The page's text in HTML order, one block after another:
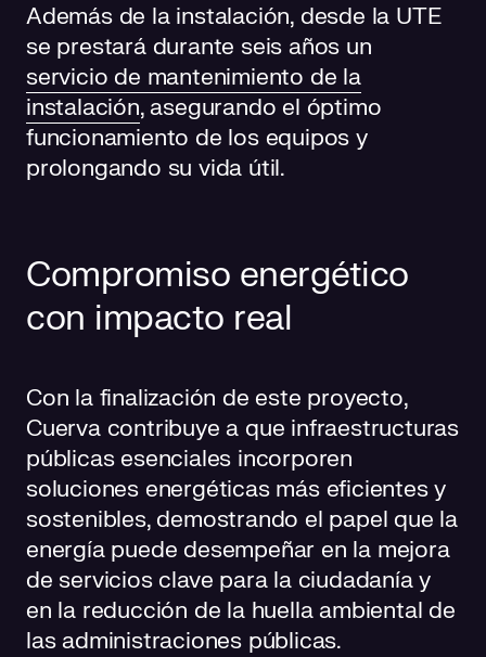
Además de la instalación, desde la UTE
se prestará durante seis años un
servicio de mantenimiento de la
instalación, asegurando el óptimo
funcionamiento de los equipos y
prolongando su vida útil.
Compromiso energético
con impacto real
Con la finalización de este proyecto,
Cuerva contribuye a que infraestructuras
públicas esenciales incorporen
soluciones energéticas más eficientes y
sostenibles, demostrando el papel que la
energía puede desempeñar en la mejora
de servicios clave para la ciudadanía y
en la reducción de la huella ambiental de
las administraciones públicas.